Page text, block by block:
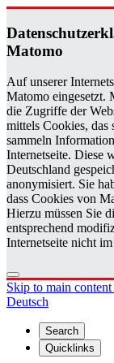
Matomo
Auf unserer
Matomo eingesetzt.
die Zugriffe der
mittels Cookies,
sammeln
Internetseite. Diese
Deutschland
anonymisiert. Sie
dass Cookies von
Hierzu müssen Sie
entsprechend
Internetseite nicht
Skip to main content
Deutsch
Search
Quicklinks